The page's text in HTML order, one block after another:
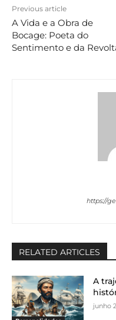
Previous article
A Vida e a Obra de
Bocage: Poeta do
Sentimento e da
https://
RELATED ARTICLES
A
junho